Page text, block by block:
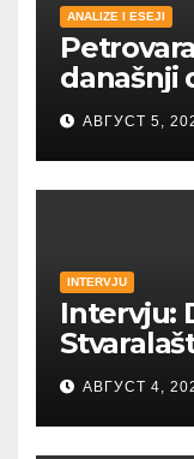
ANALIZE I ESEJI
današnji
АВГУСТ 5,
INTERVJU
Intervju:
АВГУСТ 4,